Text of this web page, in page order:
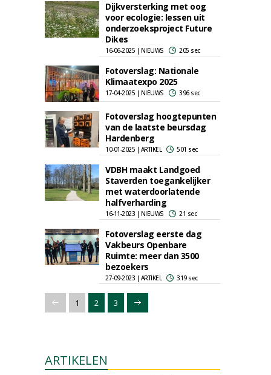
Dijkversterking met oog
voor ecologie: lessen uit
onderzoeksproject Future
Dikes
16-06-2025 | NIEUWS 205 sec
Fotoverslag: Nationale
Klimaatexpo 2025
17-04-2025 | NIEUWS 396 sec
Fotoverslag hoogtepunten
van de laatste beursdag
Hardenberg
10-01-2025 | ARTIKEL 501 sec
VDBH maakt Landgoed
Staverden toegankelijker
met waterdoorlatende
halfverharding
16-11-2023 | NIEUWS 21 sec
Fotoverslag eerste dag
Vakbeurs Openbare
Ruimte: meer dan 3500
bezoekers
27-09-2023 | ARTIKEL 319 sec
1 2 3
ARTIKELEN